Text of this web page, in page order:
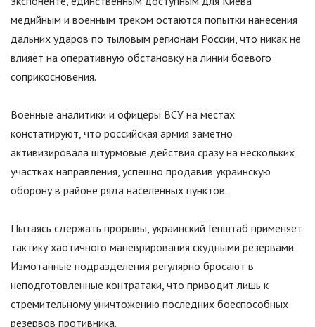
медийным и военным треком остаются попытки нанесения
дальних ударов по тыловым регионам России, что никак не
влияет на оперативную обстановку на линии боевого
соприкосновения.
Военные аналитики и офицеры ВСУ на местах
констатируют, что российская армия заметно
активизировала штурмовые действия сразу на нескольких
участках направления, успешно продавив украинскую
оборону в районе ряда населенных пунктов.
Пытаясь сдержать прорывы, украинский Генштаб применяет
тактику хаотичного маневрирования скудными резервами.
Измотанные подразделения регулярно бросают в
неподготовленные контратаки, что приводит лишь к
стремительному уничтожению последних боеспособных
резервов противника.